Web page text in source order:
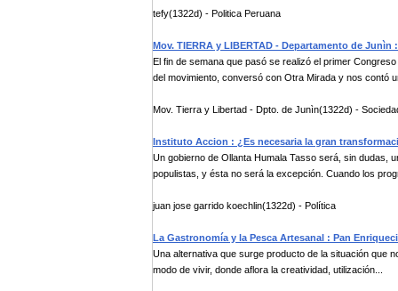
tefy(1322d) - Politica Peruana
Mov. TIERRA y LIBERTAD - Departamento de
El fin de semana que pasó se realizó el primer
del movimiento, conversó con Otra Mirada y nos contó
Mov. Tierra y Libertad - Dpto. de Junìn(1322d) -
Instituto Accion : ¿Es necesaria la gran
Un gobierno de Ollanta Humala Tasso será, sin dudas,
populistas, y ésta no será la excepción. Cuando los
juan jose garrido koechlin(1322d) - Política
La Gastronomía y la Pesca Artesanal : Pan
Una alternativa que surge producto de la situación que
modo de vivir, donde aflora la creatividad, utilización...